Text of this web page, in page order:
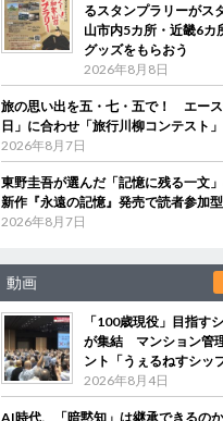
るスタンプラリーが
山市内5カ所・近畿6カ
グッズをもらおう
2026年8月8日
旅の思い出を五・七・五で！ エー
日」に合わせ「旅行川柳コンテスト
2026年8月7日
東野圭吾が選んだ「記憶に残る一文
新作『永遠の記憶』発売で読者参加
2026年8月7日
動画
「100歳現役」目指す
が集結 マンション管
ント「うぇるねすシッ
2026年8月4日
AI時代、「暗黙知」は継承できるの